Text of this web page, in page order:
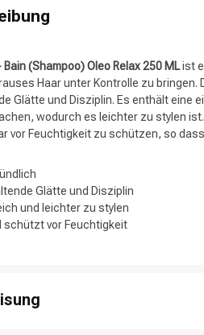
Nach welcher
Marken
(Shampoo) Oleo Relax 250 MList
Haar unter Kontrolle zu bringen.
Glätte und Disziplin. Es enthält eine
wodurch es leichter zu stylen
vor Feuchtigkeit zu schützen, so
Glätte und Disziplin
und leichter zu stylen
schützt vor Feuchtigkeit